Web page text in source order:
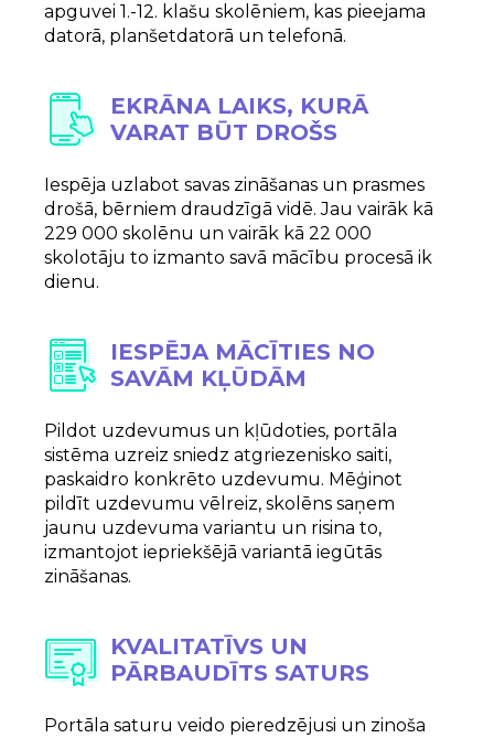
apguvei 1.-12. klašu skolēniem, kas pieejama
datorā, planšetdatorā un telefonā.
EKRĀNA LAIKS, KURĀ
VARAT BŪT DROŠS
Iespēja uzlabot savas zināšanas un prasmes
drošā, bērniem draudzīgā vidē. Jau vairāk kā
229 000 skolēnu un vairāk kā 22 000
skolotāju to izmanto savā mācību procesā ik
dienu.
IESPĒJA MĀCĪTIES NO
SAVĀM KĻŪDĀM
Pildot uzdevumus un kļūdoties, portāla
sistēma uzreiz sniedz atgriezenisko saiti,
paskaidro konkrēto uzdevumu. Mēģinot
pildīt uzdevumu vēlreiz, skolēns saņem
jaunu uzdevuma variantu un risina to,
izmantojot iepriekšējā variantā iegūtās
zināšanas.
KVALITATĪVS UN
PĀRBAUDĪTS SATURS
Portāla saturu veido pieredzējusi un zinoša